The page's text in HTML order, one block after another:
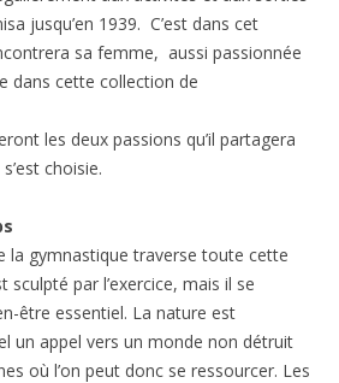
jusqu’en 1939. C’est dans cet
sa femme, aussi passionnée
dans cette collection de
les deux passions qu’il partagera
choisie.
la gymnastique traverse toute cette
par l’exercice, mais il se
être essentiel. La nature est
un appel vers un monde non détruit
où l’on peut donc se ressourcer. Les